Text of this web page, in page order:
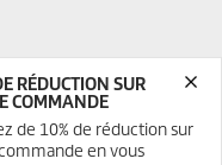
RÉDUCTION SUR
COMMANDE
de 10% de réduction sur
en vous